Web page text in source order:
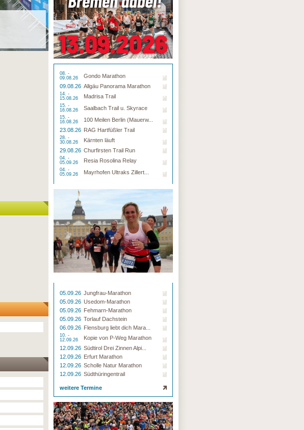
08. -
09.08.26
Gondo Marathon
09.08.26 Allgäu Panorama Marathon
14. -
15.08.26
Madrisa Trail
15. -
16.08.26
Saalbach Trail u. Skyrace
15. -
16.08.26
100 Meilen Berlin (Mauerw...
23.08.26 RAG Hartfüßler Trail
28. -
30.08.26
Kärnten läuft
29.08.26 Churfirsten Trail Run
04. -
05.09.26
Resia Rosolina Relay
04. -
05.09.26
Mayrhofen Ultraks Zillert...
05.09.26 Jungfrau-Marathon
05.09.26 Usedom-Marathon
05.09.26 Fehmarn-Marathon
05.09.26 Torlauf Dachstein
06.09.26 Flensburg liebt dich Mara...
10. -
12.09.26
Kopie von P-Weg Marathon
12.09.26 Südtirol Drei Zinnen Alpi...
12.09.26 Erfurt Marathon
12.09.26 Scholle Natur Marathon
12.09.26 Südthüringentrail
weitere Termine